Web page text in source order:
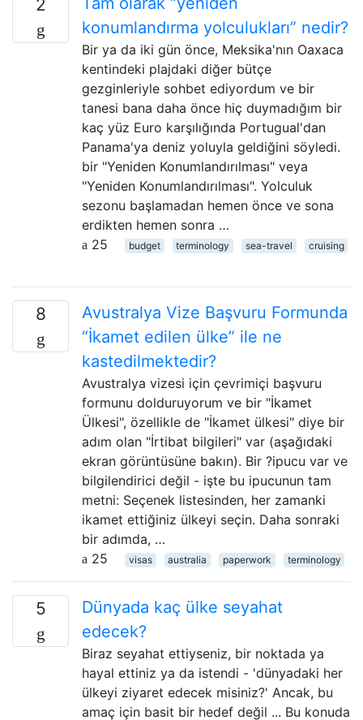
2
konumlandırma yolculukları” nedir?
Bir ya da iki gün önce, Meksika'nın Oaxaca
kentindeki plajdaki diğer bütçe
gezginleriyle sohbet ediyordum ve bir
tanesi bana daha önce hiç duymadığım bir
kaç yüz Euro karşılığında Portugual'dan
Panama'ya deniz yoluyla geldiğini söyledi.
bir "Yeniden Konumlandırılması" veya
"Yeniden Konumlandırılması". Yolculuk
sezonu başlamadan hemen önce ve sona
erdikten hemen sonra …
25
budget terminology sea-travel cruising
8
Avustralya Vize Başvuru Formunda
“İkamet edilen ülke” ile ne
kastedilmektedir?
Avustralya vizesi için çevrimiçi başvuru
formunu dolduruyorum ve bir "İkamet
Ülkesi", özellikle de "İkamet ülkesi" diye bir
adım olan "İrtibat bilgileri" var (aşağıdaki
ekran görüntüsüne bakın). Bir ?ipucu var ve
bilgilendirici değil - işte bu ipucunun tam
metni: Seçenek listesinden, her zamanki
ikamet ettiğiniz ülkeyi seçin. Daha sonraki
bir adımda, …
25
visas australia paperwork terminology
5
Dünyada kaç ülke seyahat
edecek?
Biraz seyahat ettiyseniz, bir noktada ya
hayal ettiniz ya da istendi - 'dünyadaki her
ülkeyi ziyaret edecek misiniz?' Ancak, bu
amaç için basit bir hedef değil ... Bu konuda